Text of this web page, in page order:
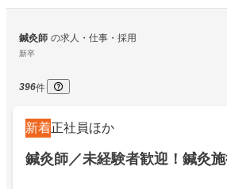
鍼灸師 の求人・仕事・採用
新卒
396件
新着正社員ほか
鍼灸師／未経験者歓迎！鍼灸